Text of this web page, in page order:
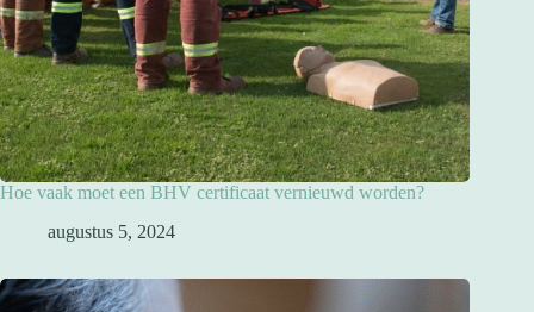
Hoe vaak moet een BHV certificaat vernieuwd worden?
augustus 5, 2024